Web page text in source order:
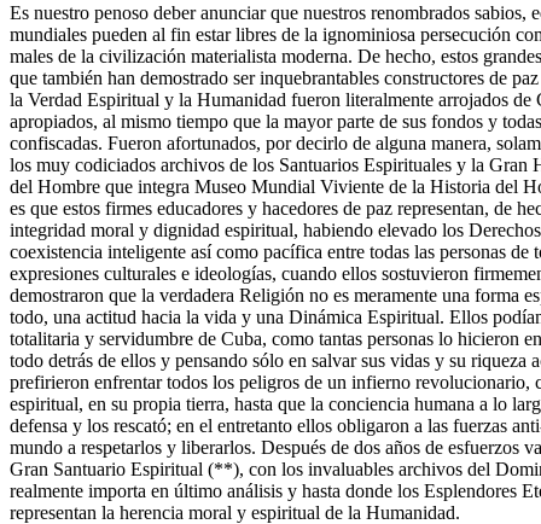
Es nuestro penoso deber anunciar que nuestros renombrados sabios,
mundiales pueden al fin estar libres de la ignominiosa persecución
males de la civilización materialista moderna. De hecho, estos
que también han demostrado ser inquebrantables constructores de
la Verdad Espiritual y la Humanidad fueron literalmente arrojados de
apropiados, al mismo tiempo que la mayor parte de sus fondos y
confiscadas. Fueron afortunados, por decirlo de alguna manera,
los muy codiciados archivos de los Santuarios Espirituales y la Gran
del Hombre que integra Museo Mundial Viviente de la Historia del
es que estos firmes educadores y hacedores de paz representan, de
integridad moral y dignidad espiritual, habiendo elevado los
coexistencia inteligente así como pacífica entre todas las personas de
expresiones culturales e ideologías, cuando ellos sostuvieron
demostraron que la verdadera Religión no es meramente una forma
todo, una actitud hacia la vida y una Dinámica Espiritual. Ellos
totalitaria y servidumbre de Cuba, como tantas personas lo hicieron
todo detrás de ellos y pensando sólo en salvar sus vidas y su riqueza
prefirieron enfrentar todos los peligros de un infierno revolucionario,
espiritual, en su propia tierra, hasta que la conciencia humana a lo
defensa y los rescató; en el entretanto ellos obligaron a las fuerzas
mundo a respetarlos y liberarlos. Después de dos años de esfuerzos
Gran Santuario Espiritual (**), con los invaluables archivos del
realmente importa en último análisis y hasta donde los Esplendores
representan la herencia moral y espiritual de la Humanidad.